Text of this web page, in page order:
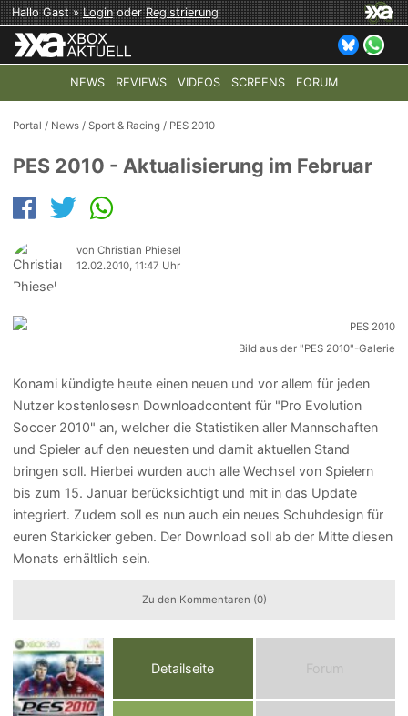
Hallo Gast »LoginoderRegistrierung
NEWS REVIEWS VIDEOS SCREENS FORUM
TOP-THEMEN: COD: MODERN WARFARE 4 HALO:
Portal / News /Sport & Racing / PES 2010
PES 2010 - Aktualisierung im Februar
von Christian Phiesel
12.02.2010, 11:47 Uhr
Bild aus der "PES 2010"-Galerie
Konami kündigte heute einen neuen und vor allem für jeden
Nutzer kostenlosesn Downloadcontent für "Pro Evolution
Soccer 2010" an, welcher die Statistiken aller Mannschaften
und Spieler auf den neuesten und damit aktuellen Stand
bringen soll. Hierbei wurden auch alle Wechsel von Spielern
bis zum 15. Januar berücksichtigt und mit in das Update
integriert. Zudem soll es nun auch ein neues Schuhdesign für
euren Starkicker geben. Der Download soll ab der Mitte diesen
Monats erhältlich sein.
Zu den Kommentaren (0)
Detailseite Forum